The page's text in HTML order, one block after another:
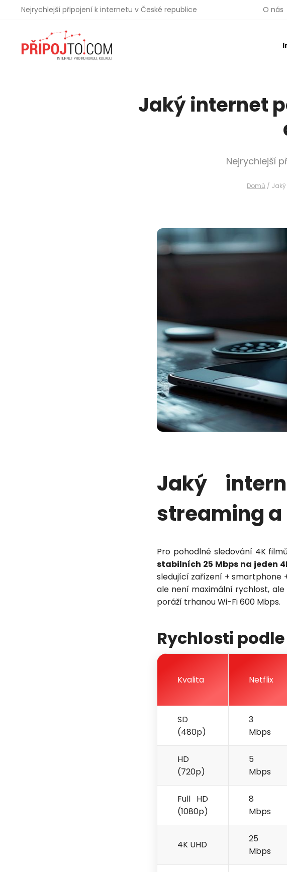
Nejrychlejší připojení k internetu v České republice O nás
Jaký internet
Nejrychlejší
Domů /
Jaký
streaming a
Pro pohodlné sledování 4K
stabilních 25 Mbps na jeden
sledující zařízení + smartphone
ale není maximální rychlost,
poráží trhanou Wi-Fi 600 Mbps.
Rychlosti
Kvalita Netflix
SD
(480p)
3
Mbps
HD
(720p)
5
Mbps
Full HD
(1080p)
8
Mbps
4K UHD
25
Mbps